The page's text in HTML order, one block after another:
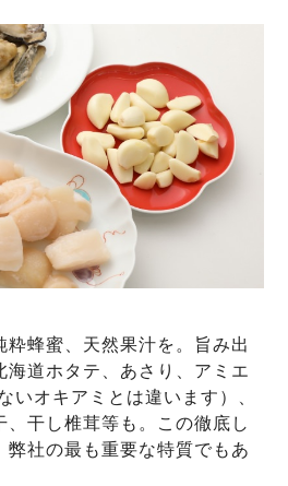
粋蜂蜜、天然果汁を。旨み出
海道ホタテ、あさり、アミエ
いオキアミとは違います）、
、干し椎茸等も。この徹底し
弊社の最も重要な特質でもあ